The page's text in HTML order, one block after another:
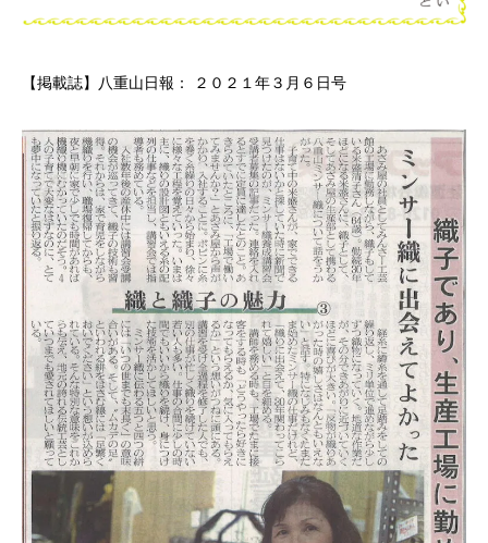
【掲載誌】八重山日報： ２０２１年３月６日号